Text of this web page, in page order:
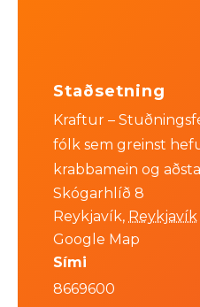
Staðsetning
Kraftur –
fólk sem greinst
krabbamein og
Skógarhlíð 8
Reykjavík, Reykjavík
Google Map
Sími
8669600